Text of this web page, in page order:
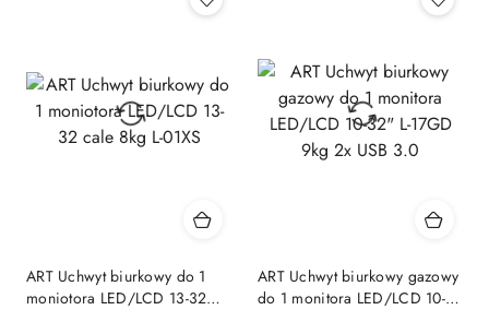
ART Uchwyt biurkowy do 1
moniotora LED/LCD 13-32
ART Uchwyt biurkowy gazowy
do 1 monitora LED/LCD 10-